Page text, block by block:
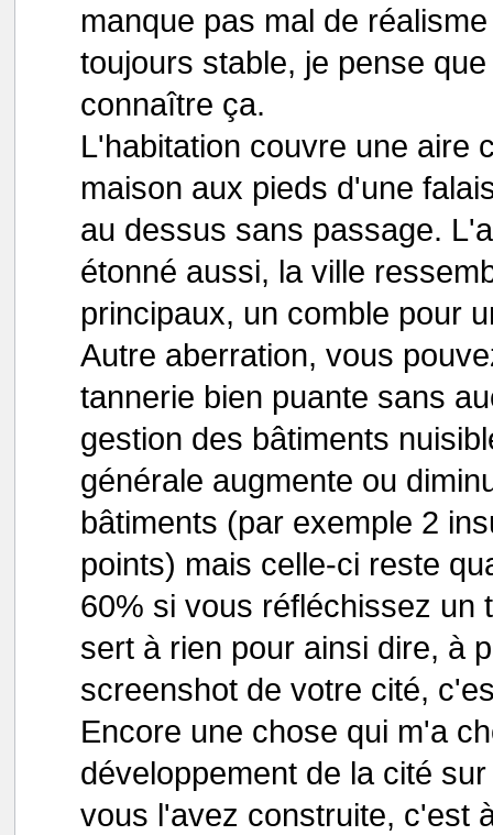
manque pas mal de
toujours stable, je pense
connaître ça.
L'habitation couvre une aire
maison aux pieds d'une
au dessus sans passage.
étonné aussi, la ville
principaux, un comble pour
Autre aberration, vous
tannerie bien puante sans
gestion des bâtiments
générale augmente ou
bâtiments (par exemple 2
points) mais celle-ci reste
60% si vous réfléchissez un
sert à rien pour ainsi dire, à
screenshot de votre cité,
Encore une chose qui m'a
développement de la cité
vous l'avez construite, c'est